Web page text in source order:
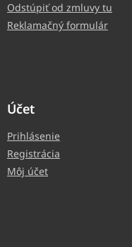
Odstúpiť od zmluvy tu
Reklamačný formulár
Účet
Prihlásenie
Registrácia
Môj účet